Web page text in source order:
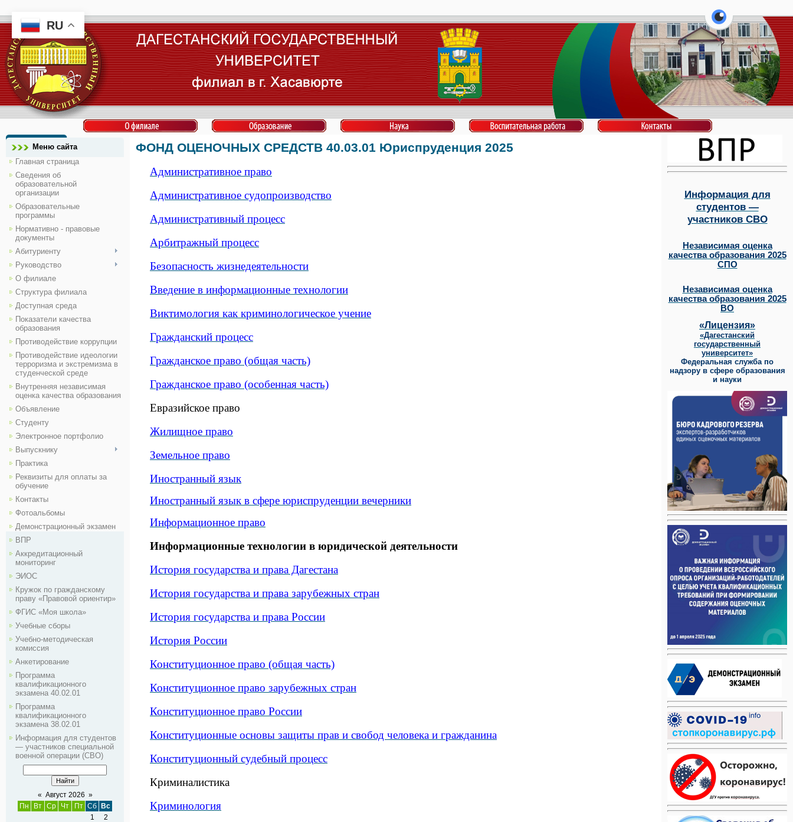
перейти на
Меню сайта
Главная страница
Сведения об
образовательной
организации
Образовательные
программы
Нормативно - правовые
документы
Абитуриенту
Руководство
О филиале
Структура филиала
Доступная среда
Показатели качества
образования
Противодействие коррупции
Противодействие идеологии
терроризма и экстремизма в
студенческой среде
Внутренняя независимая
оценка качества образования
Объявление
Студенту
Электронное портфолио
Выпускнику
Практика
Реквизиты для оплаты за
обучение
Контакты
Фотоальбомы
Демонстрационный экзамен
ВПР
Аккредитационный
мониторинг
ЭИОС
Кружок по гражданскому
праву «Правовой ориентир»
ФГИС «Моя школа»
Учебные сборы
Учебно-методическая
комиссия
Анкетирование
Программа
квалификационного
экзамена 40.02.01
Программа
квалификационного
экзамена 38.02.01
Информация для студентов
— участников специальной
военной операции (СВО)
« Август 2026 »
Пн
Вт Ср Чт Пт Сб
Вс
1
2
RU
ФОНД ОЦЕНОЧНЫХ СРЕДСТВ 40.03.01 Юриспруденция 2025
Административное право
Административное судопроизводство
Административный процесс
Арбитражный процесс
Безопасность жизнедеятельности
Введение в информационные технологии
Виктимология как криминологическое учение
Гражданский процесс
Гражданское право (общая часть)
Гражданское право (особенная часть)
Евразийское право
Жилищное право
Земельное право
Иностранный язык
Иностранный язык в сфере юриспруденции вечерники
Информационное право
Информационные технологии в юридической деятельности
История государства и права Дагестана
История государства и права зарубежных стран
История государства и права России
История России
Конституционное право (общая часть)
Конституционное право зарубежных стран
Конституционное право России
Конституционные основы защиты прав и свобод человека и гражданина
Конституционный судебный процесс
Криминалистика
Криминология
Информация для
студентов —
участников СВО
Независимая оценка
качества образования 2025
СПО
Независимая оценка
качества образования 2025
ВО
«Лицензия»
«Дагестанский
государственный
университет»
Федеральная служба по
надзору в сфере образования
и науки